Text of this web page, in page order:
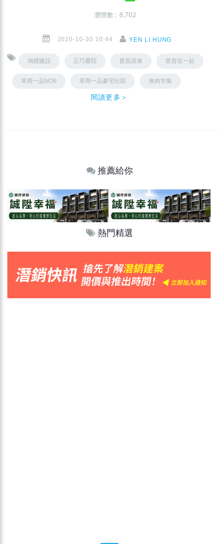
瀏覽數 : 8,702
2020-10-30 10:44 YEN LI HUNG
鴻標建設 正巧書院 督賀蔬食 督賀在一起
草商一品NO6 草商一品豪宅社區 無肉市集
閱讀更多＞
推薦給你
熱門精選